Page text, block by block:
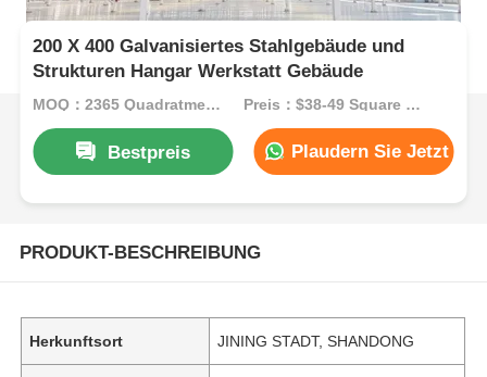
200 X 400 Galvanisiertes Stahlgebäude und
Strukturen Hangar Werkstatt Gebäude
MOQ：2365 Quadratmeter Preis：$38-49 Square Meters
Bestpreis Plaudern Sie Jetzt
PRODUKT-BESCHREIBUNG
Herkunftsort JINING STADT, SHANDONG